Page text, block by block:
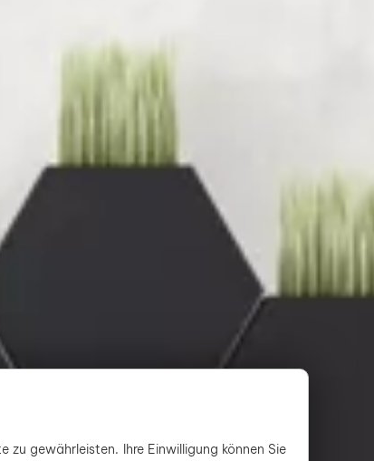
zu gewährleisten. Ihre Einwilligung können Sie